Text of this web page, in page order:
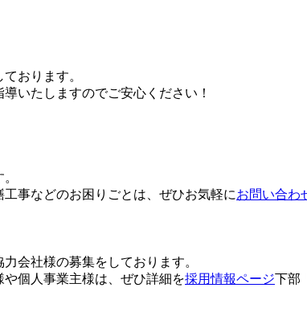
おります。
いたしますのでご安心ください！
事などのお困りごとは、ぜひお気軽にお問い合わ
会社様の募集をしております。
個人事業主様は、ぜひ詳細を採用情報ページ下部